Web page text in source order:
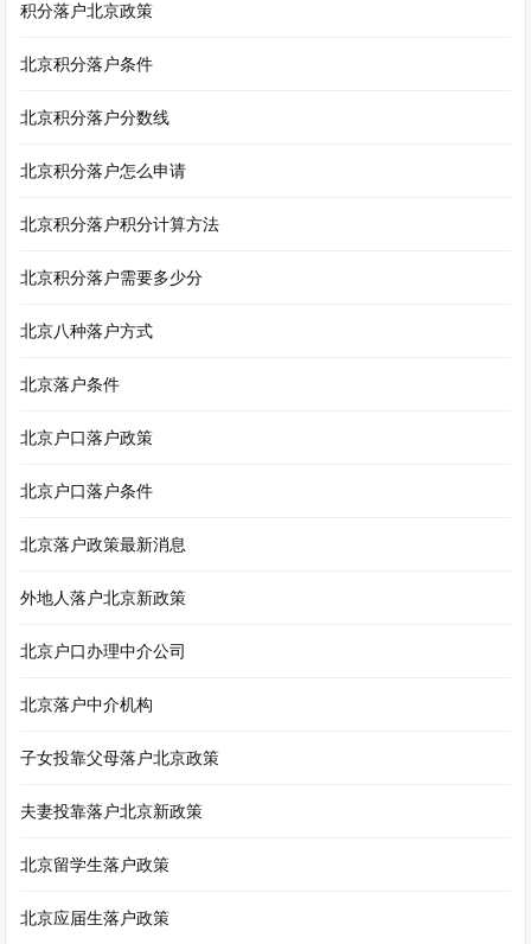
积分落户北京政策
北京积分落户条件
北京积分落户分数线
北京积分落户怎么申请
北京积分落户积分计算方法
北京积分落户需要多少分
北京八种落户方式
北京落户条件
北京户口落户政策
北京户口落户条件
北京落户政策最新消息
外地人落户北京新政策
北京户口办理中介公司
北京落户中介机构
子女投靠父母落户北京政策
夫妻投靠落户北京新政策
北京留学生落户政策
北京应届生落户政策